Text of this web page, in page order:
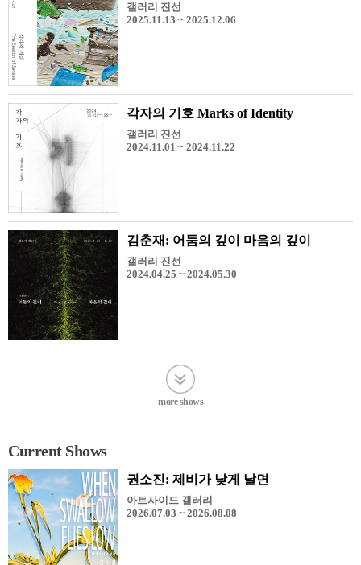
갤러리 진선
2025.11.13 ~ 2025.12.06
각자의 기호 Marks of Identity
갤러리 진선
2024.11.01 ~ 2024.11.22
김춘재: 어둠의 깊이 마음의 깊이
갤러리 진선
2024.04.25 ~ 2024.05.30
more shows
Current Shows
권소진: 제비가 낮게 날면
아트사이드 갤러리
2026.07.03 ~ 2026.08.08